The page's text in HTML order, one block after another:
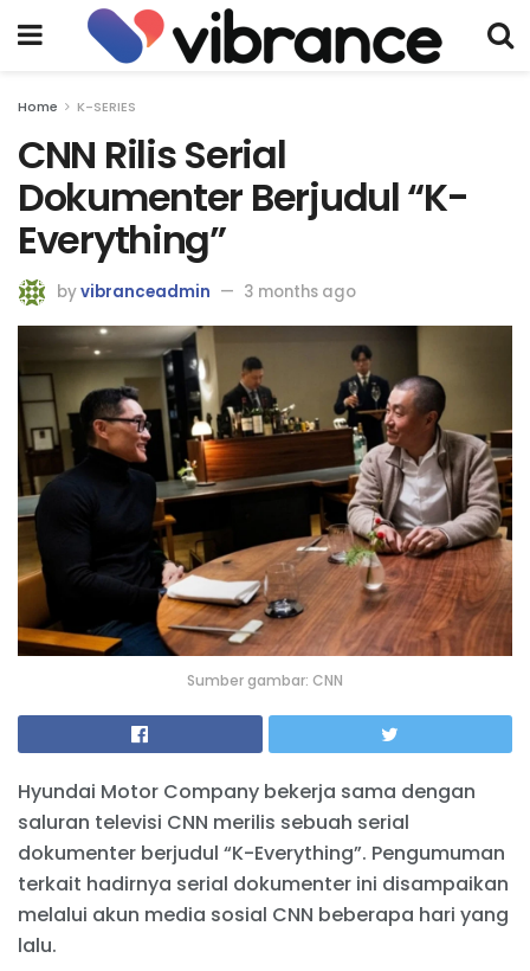
Home K-SERIES
CNN Rilis Serial
Dokumenter Berjudul “K-
Everything”
byvibranceadmin 3 months ago
Sumber gambar: CNN
Hyundai Motor Company bekerja sama dengan
saluran televisi CNN merilis sebuah serial
dokumenter berjudul “K-Everything”. Pengumuman
terkait hadirnya serial dokumenter ini disampaikan
melalui akun media sosial CNN beberapa hari yang
lalu.